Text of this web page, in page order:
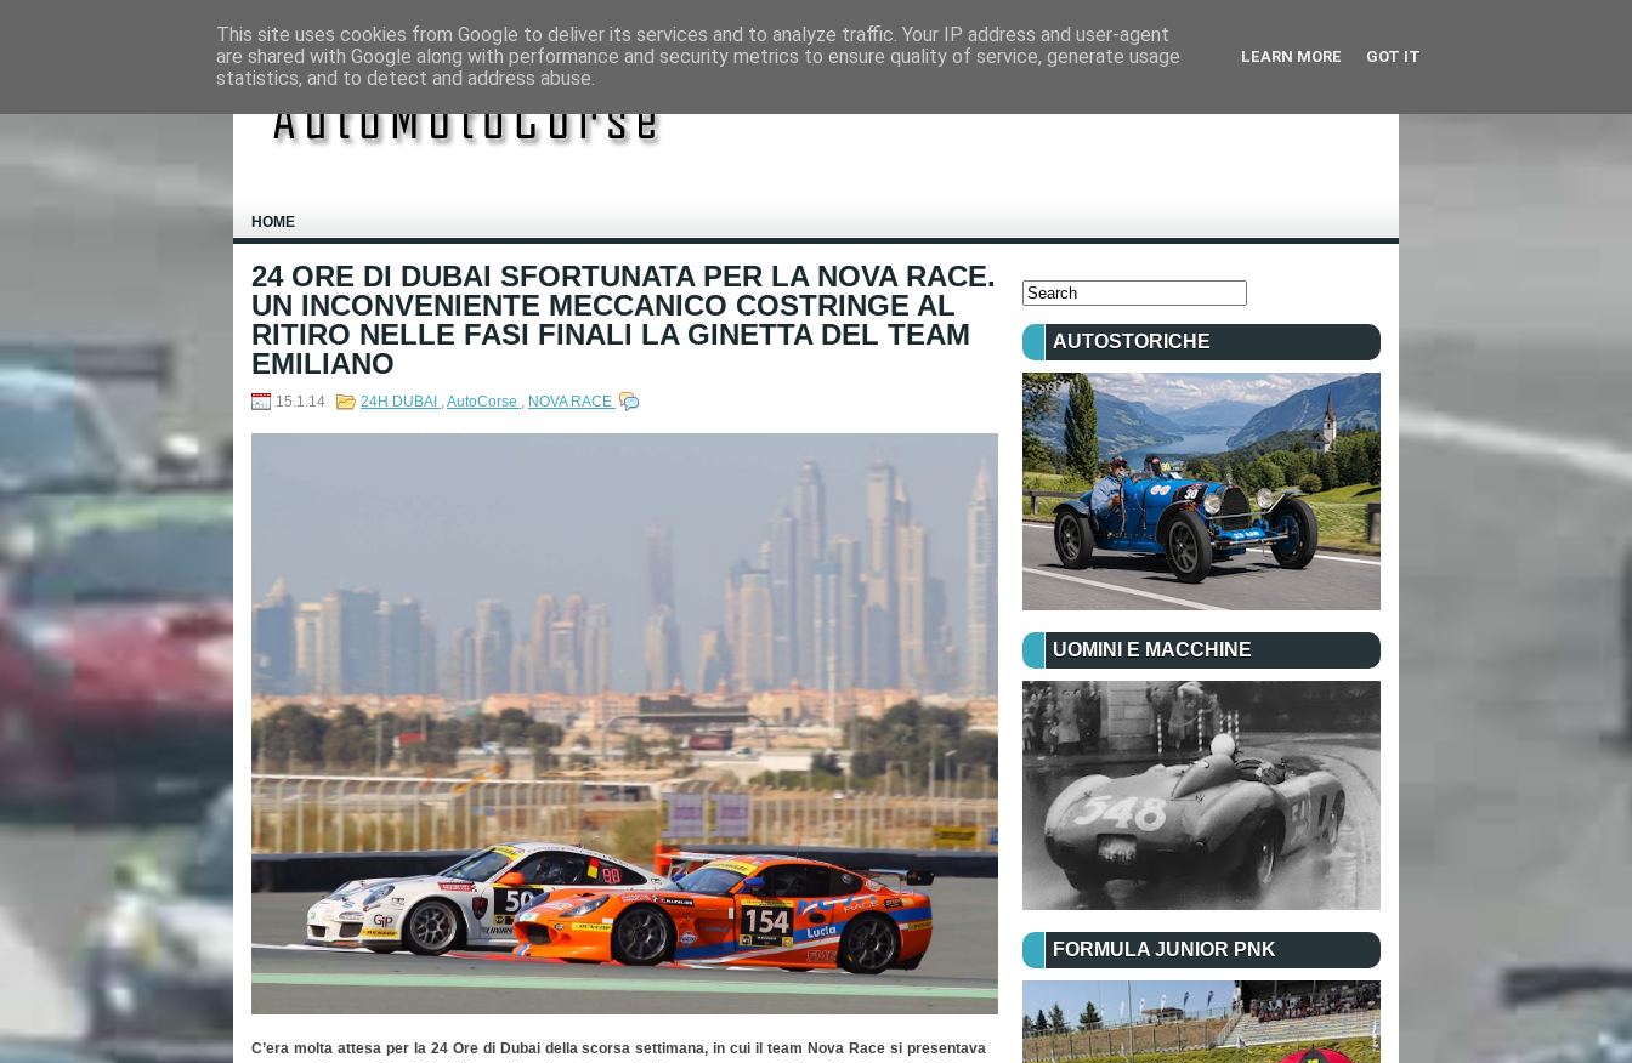
HOME
24 ORE DI DUBAI SFORTUNATA PER LA NOVA RACE.
UN INCONVENIENTE MECCANICO COSTRINGE AL
RITIRO NELLE FASI FINALI LA GINETTA DEL TEAM
EMILIANO
15.1.14 24H DUBAI ,AutoCorse , NOVA RACE
C’era molta attesa per la 24 Ore di Dubai della scorsa settimana, in cui il team Nova Race si presentava
AUTOSTORICHE
UOMINI E MACCHINE
FORMULA JUNIOR PNK
This site uses cookies from Google to deliver its services and to analyze traffic. Your IP address and user-agent
are shared with Google along with performance and security metrics to ensure quality of service, generate usage
statistics, and to detect and address abuse.
LEARN MORE GOT IT